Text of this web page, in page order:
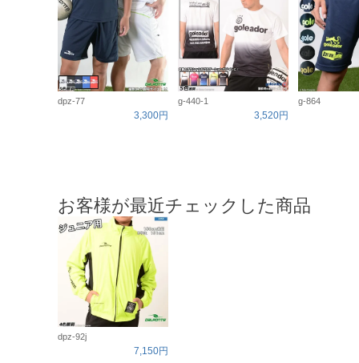
dpz-77
3,300円
g-440-1
3,520円
g-864
お客様が最近チェックした商品
dpz-92j
7,150円